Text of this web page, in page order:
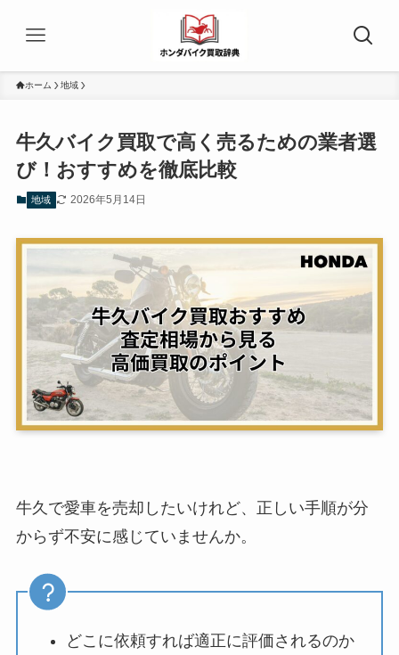
ホーム 地域
牛久バイク買取で高く売るための業者選
び！おすすめを徹底比較
地域 2026年5月14日
牛久で愛車を売却したいけれど、正しい手順が分
からず不安に感じていませんか。
どこに依頼すれば適正に評価されるのか